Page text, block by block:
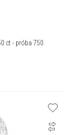
ct - próba 750